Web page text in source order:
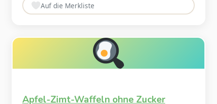
Auf die Merkliste
Apfel-Zimt-Waffeln ohne Zucker